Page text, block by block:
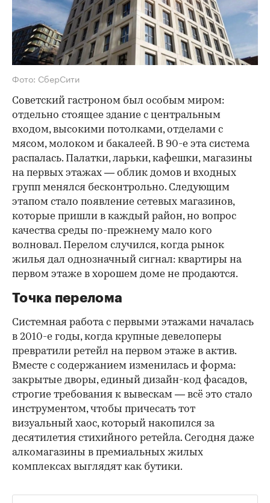
Фото: СберСити
Советский гастроном был особым миром:
отдельно стоящее здание с центральным
входом, высокими потолками, отделами с
мясом, молоком и бакалеей. В 90-е эта система
распалась. Палатки, ларьки, кафешки, магазины
на первых этажах — облик домов и входных
групп менялся бесконтрольно. Следующим
этапом стало появление сетевых магазинов,
которые пришли в каждый район, но вопрос
качества среды по-прежнему мало кого
волновал. Перелом случился, когда рынок
жилья дал однозначный сигнал: квартиры на
первом этаже в хорошем доме не продаются.
Точка перелома
Системная работа с первыми этажами началась
в 2010-е годы, когда крупные девелоперы
превратили ретейл на первом этаже в актив.
Вместе с содержанием изменилась и форма:
закрытые дворы, единый дизайн-код фасадов,
строгие требования к вывескам — всё это стало
инструментом, чтобы причесать тот
визуальный хаос, который накопился за
десятилетия стихийного ретейла. Сегодня даже
алкомагазины в премиальных жилых
комплексах выглядят как бутики.